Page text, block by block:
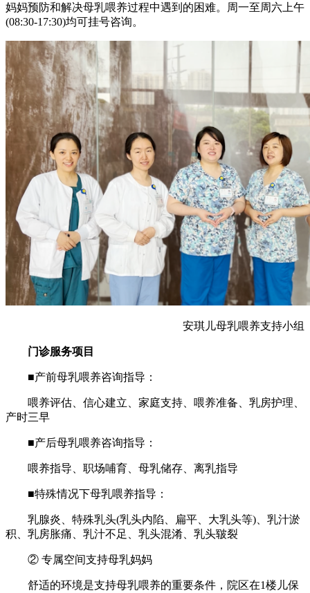
妈妈预防和解决母乳喂养过程中遇到的困难。周一至周六上午
(08:30-17:30)均可挂号咨询。
安琪儿母乳喂养支持小组
门诊服务项目
■产前母乳喂养咨询指导：
喂养评估、信心建立、家庭支持、喂养准备、乳房护理、
产时三早
■产后母乳喂养咨询指导：
喂养指导、职场哺育、母乳储存、离乳指导
■特殊情况下母乳喂养指导：
乳腺炎、特殊乳头(乳头内陷、扁平、大乳头等)、乳汁淤
积、乳房胀痛、乳汁不足、乳头混淆、乳头皲裂
② 专属空间支持母乳妈妈
舒适的环境是支持母乳喂养的重要条件，院区在1楼儿保